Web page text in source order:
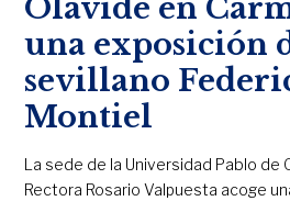
Olavide en
una exposición
sevillano
Montiel
La sede de la Universidad Pablo de
Rectora Rosario Valpuesta acoge